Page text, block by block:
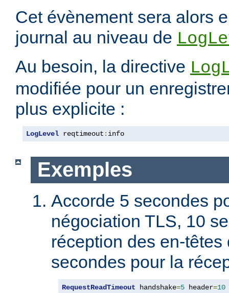
Cet évènement sera alors
journal au niveau de
Au besoin, la directive
modifiée pour un
plus explicite :
LogLevel reqtimeout : info
Exemples
Accorde 5 secondes
négociation TLS, 10
réception des en-
secondes pour la
RequestReadTimeout handshake=5 header=10